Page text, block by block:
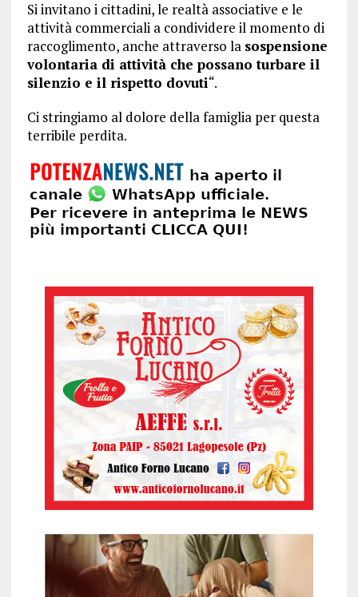
Si invitano i cittadini, le realtà associative e le
attività commerciali a condividere il momento di
raccoglimento, anche attraverso la sospensione
volontaria di attività che possano turbare il
silenzio e il rispetto dovuti“.
Ci stringiamo al dolore della famiglia per questa
terribile perdita.